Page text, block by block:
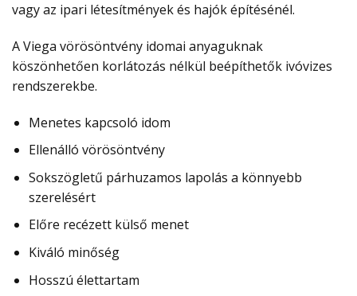
vagy az ipari létesítmények és hajók építésénél.
A Viega vörösöntvény idomai anyaguknak
köszönhetően korlátozás nélkül beépíthetők ivóvizes
rendszerekbe.
Menetes kapcsoló idom
Ellenálló vörösöntvény
Sokszögletű párhuzamos lapolás a könnyebb
szerelésért
Előre recézett külső menet
Kiváló minőség
Hosszú élettartam